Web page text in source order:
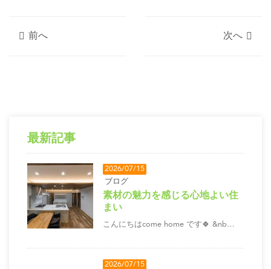
次へ
前へ
最新記事
2026/07/15
ブログ
素材の魅力を感じる心地よい住
まい
こんにちはcome home です🍀 &nb…
2026/07/15